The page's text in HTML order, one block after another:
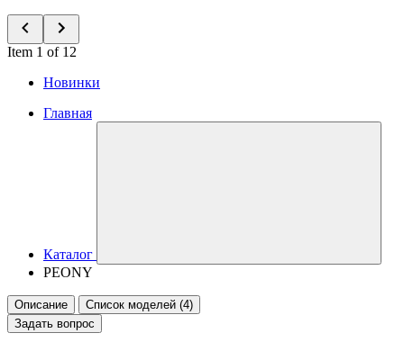
Item 1 of 12
Новинки
Главная
Каталог
PEONY
Описание
Список моделей (4)
Задать вопрос